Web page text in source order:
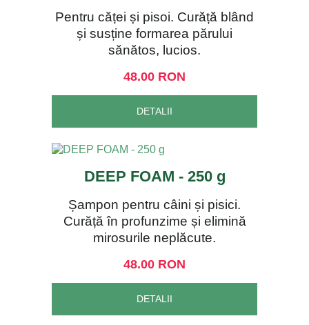
Pentru căței și pisoi. Curăță blând
și susține formarea părului
sănătos, lucios.
48.00 RON
DETALII
DEEP FOAM - 250 g
Șampon pentru câini și pisici.
Curăță în profunzime și elimină
mirosurile neplăcute.
48.00 RON
DETALII